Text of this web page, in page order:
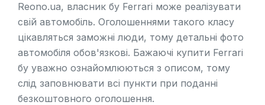
Reono.ua, власник бу Ferrari може реалізувати
свій автомобіль. Оголошеннями такого класу
цікавляться заможні люди, тому детальні фото
автомобіля обов'язкові. Бажаючі купити Ferrari
бу уважно ознайомлюються з описом, тому
слід заповнювати всі пункти при поданні
безкоштовного оголошення.